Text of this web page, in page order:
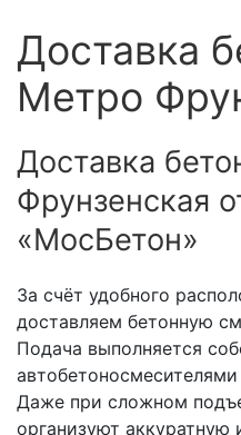
Доставка
Метро
Доставка
Фрунзенская
«МосБетон»
За счёт удобного
доставляем бетонную
Подача выполняется
Даже при сложном
организуют аккуратную